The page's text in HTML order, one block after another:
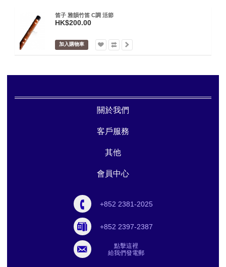
笛子 雅韻竹笛 C調 活節
HK$200.00
加入購物車
關於我們
客戶服務
其他
會員中心
+852 2381-2025
+852 2397-2387
點擊這裡
給我們發電郵